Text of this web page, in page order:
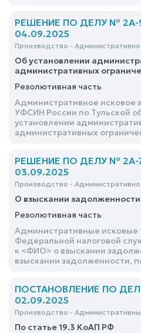
РЕШЕНИЕ ПО ДЕЛУ № 2А-
04.09.2025
Производство -
Об установлении
административных
Резолютивная часть
Административное исковое
УФСИН России по Тульской
установлении
административных
РЕШЕНИЕ ПО ДЕЛУ № 2А-
03.09.2025
Производство -
О взыскании задолженности
Резолютивная часть
Административные исковые
Федеральной налоговой
к <ФИО> о взыскании
взыскании задолженности,
ПОСТАНОВЛЕНИЕ ПО
02.09.2025
Производство -
По статье 19.3 КоАП РФ